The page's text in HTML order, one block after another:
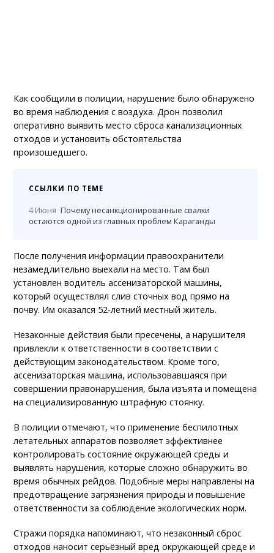
Как сообщили в полиции, нарушение было обнаружено
во время наблюдения с воздуха. Дрон позволил
оперативно выявить место сброса канализационных
отходов и установить обстоятельства
произошедшего.
ССЫЛКИ ПО ТЕМЕ
4 Июня Почему несанкционированные свалки
остаются одной из главных проблем Караганды
После получения информации правоохранители
незамедлительно выехали на место. Там был
установлен водитель ассенизаторской машины,
который осуществлял слив сточных вод прямо на
почву. Им оказался 52-летний местный житель.
Незаконные действия были пресечены, а нарушителя
привлекли к ответственности в соответствии с
действующим законодательством. Кроме того,
ассенизаторская машина, использовавшаяся при
совершении правонарушения, была изъята и помещена
на специализированную штрафную стоянку.
В полиции отмечают, что применение беспилотных
летательных аппаратов позволяет эффективнее
контролировать состояние окружающей среды и
выявлять нарушения, которые сложно обнаружить во
время обычных рейдов. Подобные меры направлены на
предотвращение загрязнения природы и повышение
ответственности за соблюдение экологических норм.
Стражи порядка напоминают, что незаконный сброс
отходов наносит серьёзный вред окружающей среде и